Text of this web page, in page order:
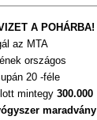
A POHÁRBA!
az MTA
országos
20 -féle
mintegy 300.000
maradvány